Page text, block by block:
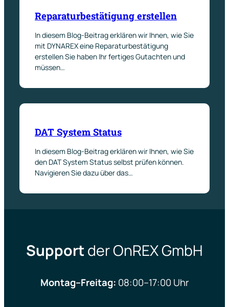
Reparaturbestätigung erstellen
In diesem Blog-Beitrag erklären wir Ihnen, wie Sie
mit DYNAREX eine Reparaturbestätigung
erstellen Sie haben Ihr fertiges Gutachten und
müssen…
DAT System Status
In diesem Blog-Beitrag erklären wir Ihnen, wie Sie
den DAT System Status selbst prüfen können.
Navigieren Sie dazu über das…
Support der OnREX GmbH
Montag–Freitag: 08:00–17:00 Uhr